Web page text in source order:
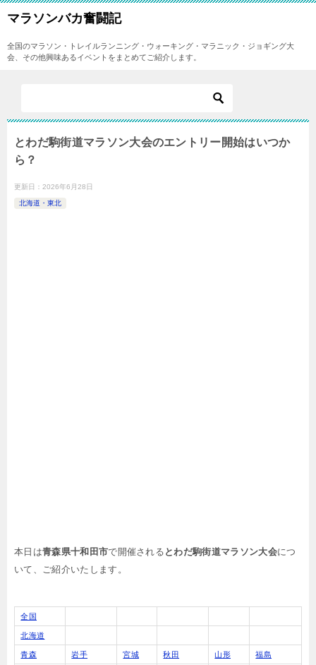
マラソンバカ奮闘記
全国のマラソン・トレイルランニング・ウォーキング・マラニック・ジョギング大
会、その他興味あるイベントをまとめてご紹介します。
とわだ駒街道マラソン大会のエントリー開始はいつか
ら？
更新日： 2026年6月28日
北海道・東北
本日は青森県十和田市で開催される とわだ駒街道マラソン大会につ
いて、ご紹介いたします。
全国
北海道
青森 岩手 宮城 秋田 山形 福島